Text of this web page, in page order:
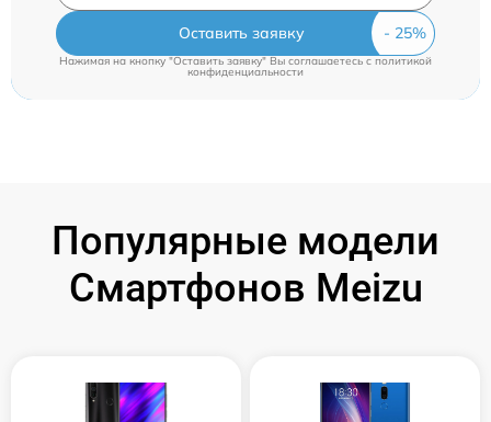
Оставить заявку
Нажимая на кнопку "Оставить заявку" Вы соглашаетесь cполитикой
конфиденциальности
Популярные модели
Смартфонов Meizu